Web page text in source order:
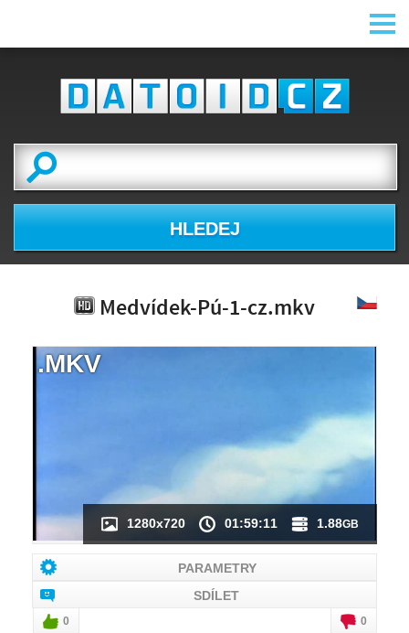
HLEDEJ
Medvídek-Pú-1-cz.mkv
1280x720 01:59:11 1.88GB
.MKV
PARAMETRY
SDÍLET
0 0